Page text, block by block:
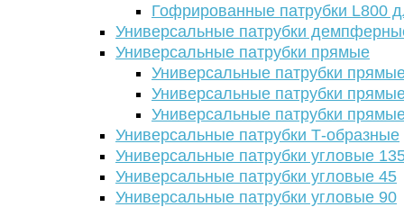
Гофрированные патрубки L800
Универсальные патрубки
Универсальные патрубки прямые
Универсальные патрубки
Универсальные патрубки
Универсальные патрубки
Универсальные патрубки Т-образные
Универсальные патрубки угловые
Универсальные патрубки угловые 45
Универсальные патрубки угловые 90